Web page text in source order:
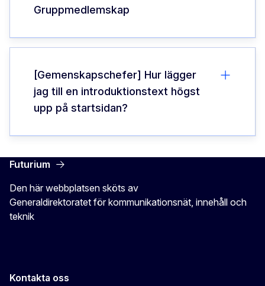
Gruppmedlemskap
[Gemenskapschefer] Hur lägger
jag till en introduktionstext högst
upp på startsidan?
Futurium
Den här webbplatsen sköts av
Generaldirektoratet för kommunikationsnät, innehåll och
teknik
Kontakta oss